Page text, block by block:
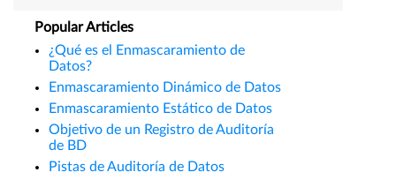
Popular Articles
¿Qué es el Enmascaramiento de
Datos?
Enmascaramiento Dinámico de Datos
Enmascaramiento Estático de Datos
Objetivo de un Registro de Auditoría
de BD
Pistas de Auditoría de Datos